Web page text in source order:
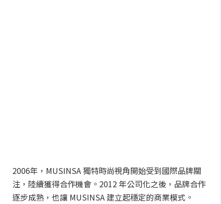
2006年，MUSINSA 獨特時尚視角開始受到國際品牌關
注，陸續獲得合作機會。2012 年公司化之後，品牌合作
逐步成熟，也讓 MUSINSA 建立起穩定的商業模式。